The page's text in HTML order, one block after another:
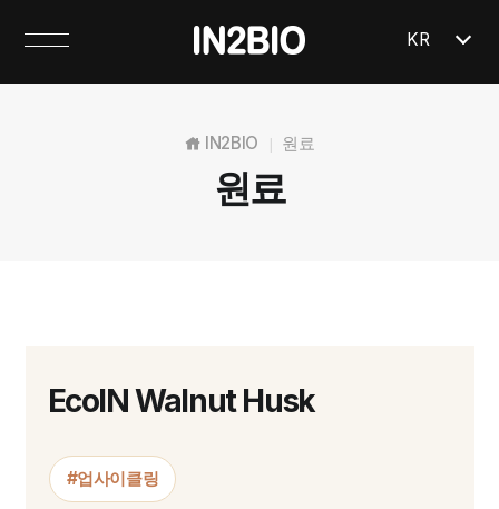
KR
IN2BIO 원료
원료
EcoIN Walnut Husk
#업사이클링